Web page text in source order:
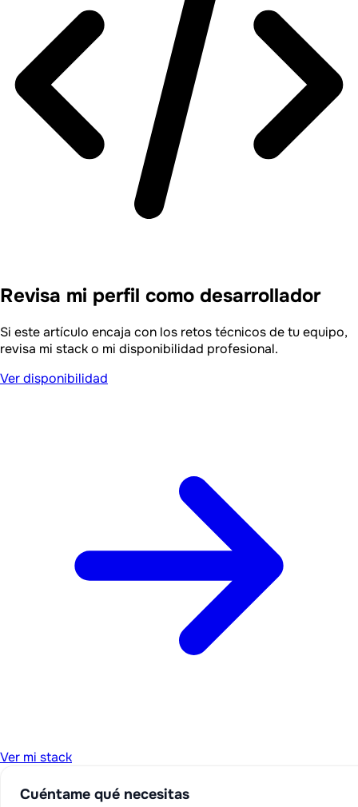
Revisa mi perfil como desarrollador
Si este artículo encaja con los retos técnicos de tu equipo,
revisa mi stack o mi disponibilidad profesional.
Ver disponibilidad
Ver mi stack
Cuéntame qué necesitas